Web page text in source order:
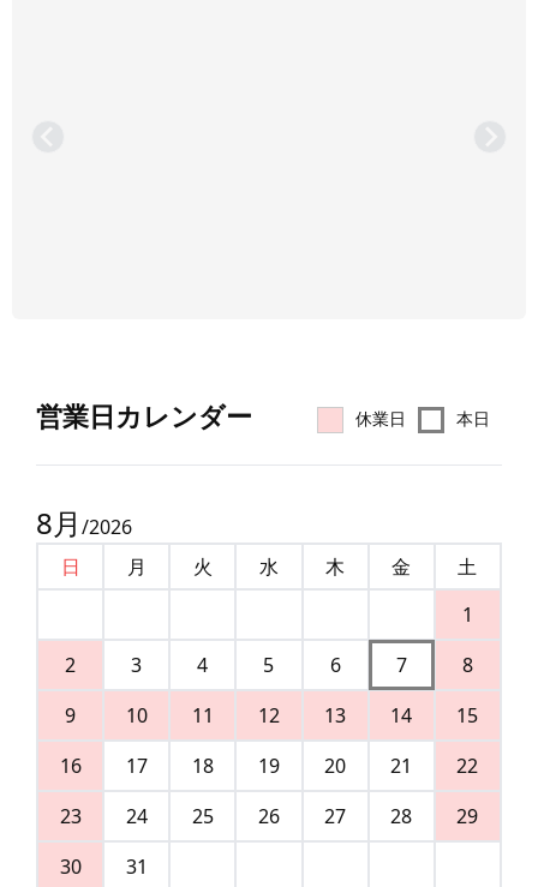
営業⽇カレンダー 休業日 本日
8月 /2026
日
月 火 水 木 金
土
1
2
3 4 5 6 7
8
9
10 11 12 13 14
15
16
17 18 19 20 21
22
23
24 25 26 27 28
29
30
31